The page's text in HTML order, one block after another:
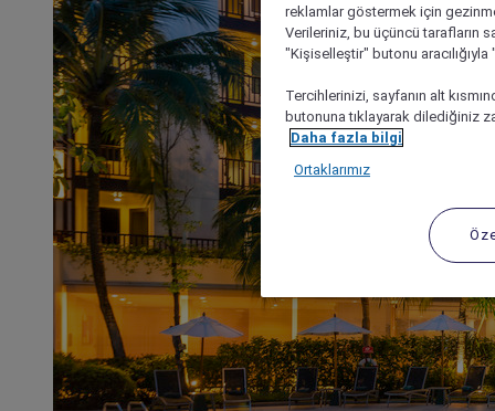
reklamlar göstermek için
Verileriniz, bu üçüncü tarafların
"Kişiselleştir" butonu
Tercihlerinizi, sayfanın alt
butonuna tıklayarak dilediğiniz
Daha fazla bilgi
Ortaklarımız